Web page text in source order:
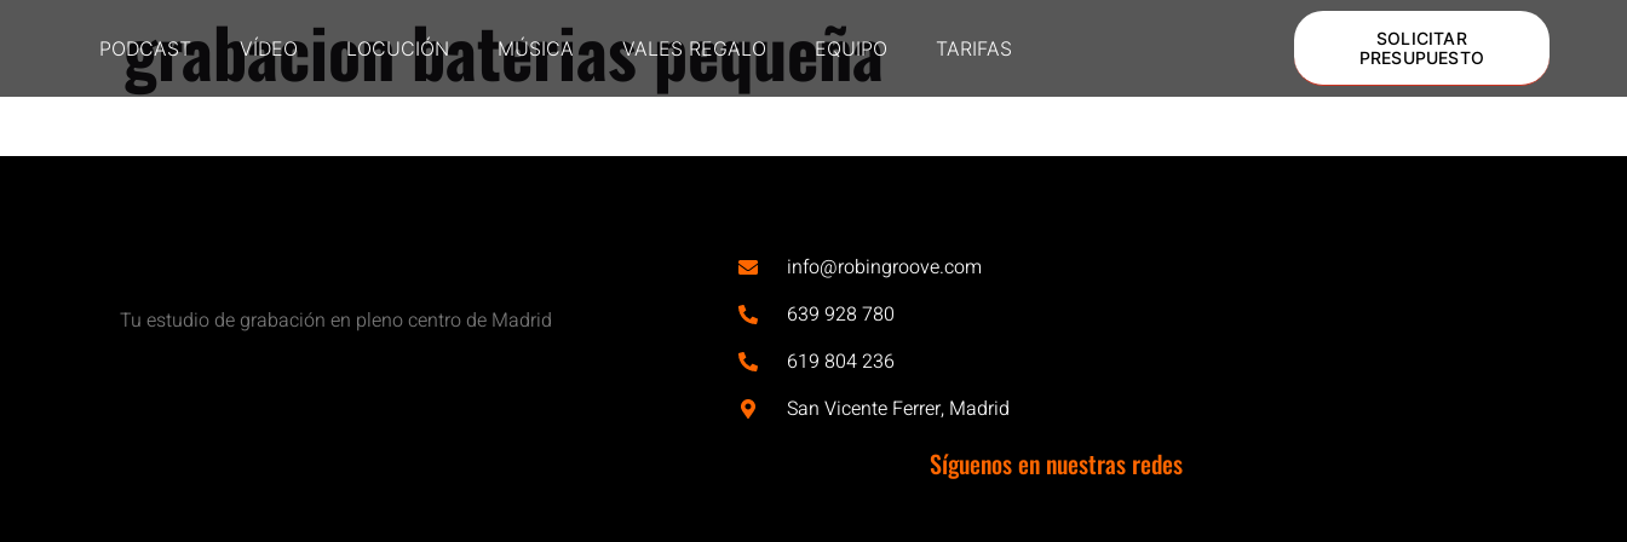
PODCAST VÍDEO LOCUCIÓN MÚSICA VALES REGALO EQUIPO TARIFAS
SOLICITAR
PRESUPUESTO
grabacion baterias pequeña
Tu estudio de grabación en pleno centro de Madrid
info@robingroove.com
639 928 780
619 804 236
San Vicente Ferrer, Madrid
Síguenos en nuestras redes